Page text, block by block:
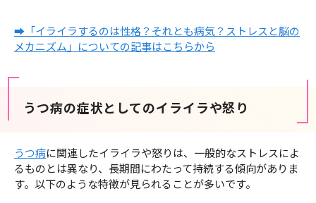
➡「イライラするのは性格？それとも病気？ストレスと脳の
メカニズム」についての記事はこちらから
うつ病の症状としてのイライラや怒り
うつ病に関連したイライラや怒りは、一般的なストレスによ
るものとは異なり、長期間にわたって持続する傾向がありま
す。以下のような特徴が見られることが多いです。